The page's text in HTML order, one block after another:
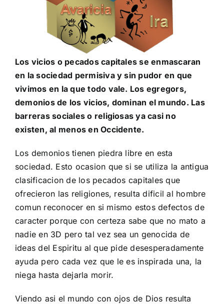
Los vicios o pecados capitales se enmascaran
en la sociedad permisiva y sin pudor en que
vivimos en la que todo vale. Los egregors,
demonios de los vicios, dominan el mundo. Las
barreras sociales o religiosas ya casi no
existen, al menos en Occidente.
Los demonios tienen piedra libre en esta
sociedad. Esto ocasion que si se utiliza la antigua
clasificacion de los pecados capitales que
ofrecieron las religiones, resulta dificil al hombre
comun reconocer en si mismo estos defectos de
caracter porque con certeza sabe que no mato a
nadie en 3D pero tal vez sea un genocida de
ideas del Espiritu al que pide desesperadamente
ayuda pero cada vez que le es inspirada una, la
niega hasta dejarla morir.
Viendo asi el mundo con ojos de Dios resulta